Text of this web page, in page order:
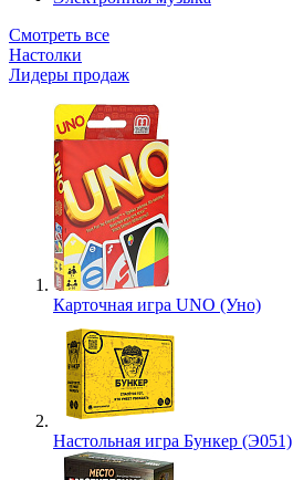
Смотреть все
Настолки
Лидеры продаж
Карточная игра UNO (Уно)
Настольная игра Бункер (Э051)